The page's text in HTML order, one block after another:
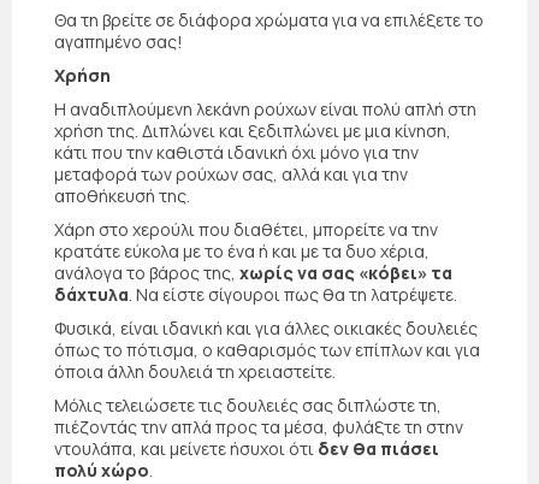
Θα τη βρείτε σε διάφορα χρώματα για να επιλέξετε το
αγαπημένο σας!
Χρήση
Η αναδιπλούμενη λεκάνη ρούχων είναι πολύ απλή στη
χρήση της. Διπλώνει και ξεδιπλώνει με μια κίνηση,
κάτι που την καθιστά ιδανική όχι μόνο για την
μεταφορά των ρούχων σας, αλλά και για την
αποθήκευσή της.
Χάρη στο χερούλι που διαθέτει, μπορείτε να την
κρατάτε εύκολα με το ένα ή και με τα δυο χέρια,
ανάλογα το βάρος της, χωρίς να σας «κόβει» τα
δάχτυλα. Να είστε σίγουροι πως θα τη λατρέψετε.
Φυσικά, είναι ιδανική και για άλλες οικιακές δουλειές
όπως το πότισμα, ο καθαρισμός των επίπλων και για
όποια άλλη δουλειά τη χρειαστείτε.
Μόλις τελειώσετε τις δουλειές σας διπλώστε τη,
πιέζοντάς την απλά προς τα μέσα, φυλάξτε τη στην
ντουλάπα, και μείνετε ήσυχοι ότι δεν θα πιάσει
πολύ χώρο.